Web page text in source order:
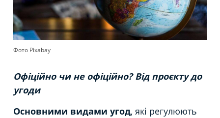
Фото Pixabay
Офіційно чи не офіційно? Від проєкту до
угоди
Основними видами угод, які регулюють